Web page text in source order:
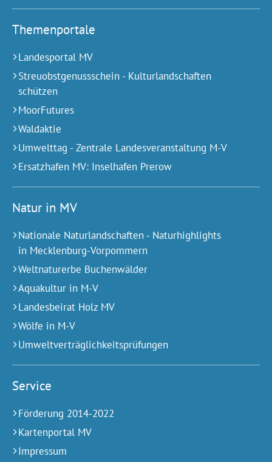
Themenportale
Landesportal MV
Streuobstgenussschein - Kulturlandschaften
schützen
MoorFutures
Waldaktie
Umwelttag - Zentrale Landesveranstaltung M-V
Ersatzhafen MV: Inselhafen Prerow
Natur in MV
Nationale Naturlandschaften - Naturhighlights
in Mecklenburg-Vorpommern
Weltnaturerbe Buchenwälder
Aquakultur in M-V
Landesbeirat Holz MV
Wölfe in M-V
Umweltverträglichkeitsprüfungen
Service
Förderung 2014-2022
Kartenportal MV
Impressum